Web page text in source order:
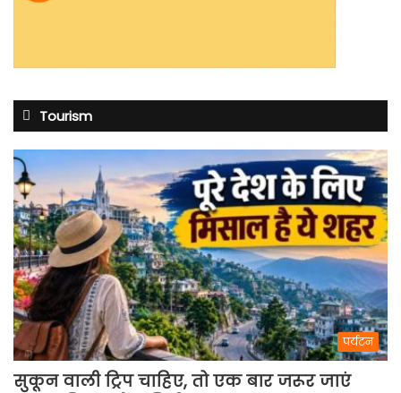
Tourism
पर्यटन
सुकून वाली ट्रिप चाहिए, तो एक बार जरूर जाएं